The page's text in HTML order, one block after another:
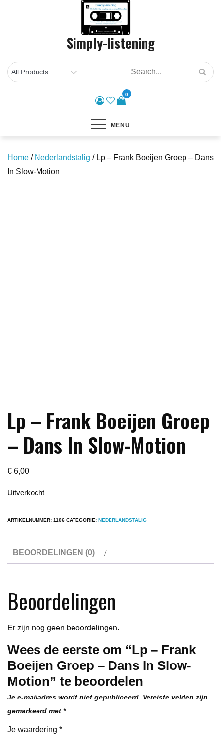
Simply-listening
0
MENU
Home / Nederlandstalig / Lp – Frank Boeijen Groep – Dans
In Slow-Motion
Lp – Frank Boeijen Groep
– Dans In Slow-Motion
€ 6,00
Uitverkocht
ARTIKELNUMMER: 1106 CATEGORIE: NEDERLANDSTALIG
BEOORDELINGEN (0)
Beoordelingen
Er zijn nog geen beoordelingen.
Wees de eerste om “Lp – Frank
Boeijen Groep – Dans In Slow-
Motion” te beoordelen
Je e-mailadres wordt niet gepubliceerd. Vereiste velden zijn
gemarkeerd met *
Je waardering *